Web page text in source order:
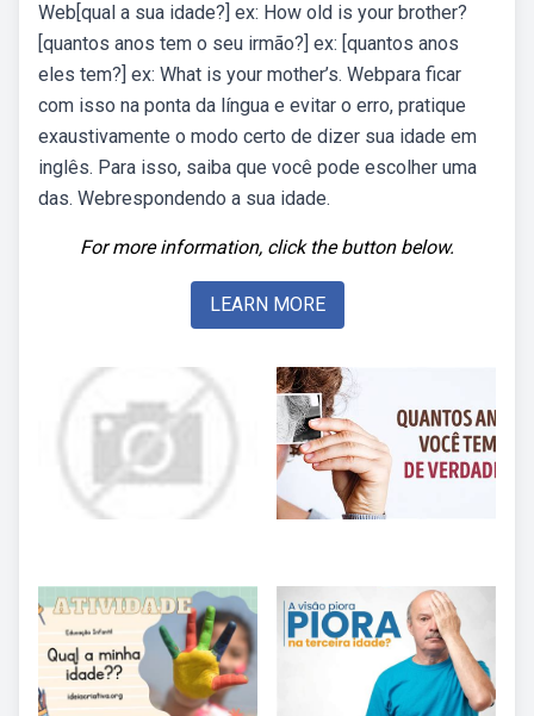
Web[qual a sua idade?] ex: How old is your brother?
[quantos anos tem o seu irmão?] ex: [quantos anos
eles tem?] ex: What is your mother’s. Webpara ficar
com isso na ponta da língua e evitar o erro, pratique
exaustivamente o modo certo de dizer sua idade em
inglês. Para isso, saiba que você pode escolher uma
das. Webrespondendo a sua idade.
For more information, click the button below.
LEARN MORE